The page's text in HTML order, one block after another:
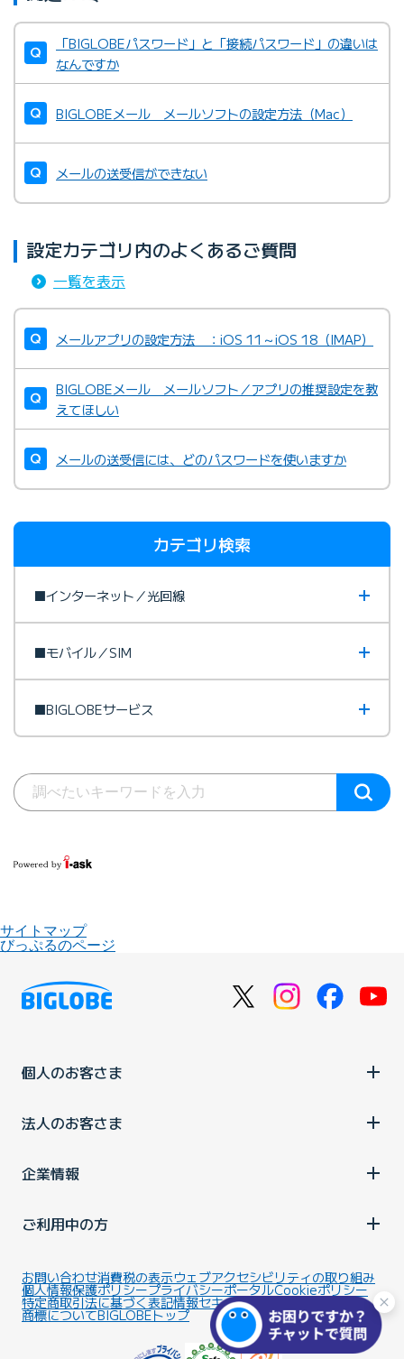
「BIGLOBEパスワード」と「接続パスワード」の違いは
なんですか
BIGLOBEメール メールソフトの設定方法（Mac）
メールの送受信ができない
設定カテゴリ内のよくあるご質問
一覧を表示
メールアプリの設定方法 ：iOS 11～iOS 18（IMAP）
BIGLOBEメール メールソフト／アプリの推奨設定を教
えてほしい
メールの送受信には、どのパスワードを使いますか
カテゴリ検索
■インターネット／光回線
■モバイル／SIM
■BIGLOBEサービス
サイトマップ
びっぷるのページ
個人のお客さま
法人のお客さま
企業情報
ご利用中の方
お問い合わせ消費税の表示ウェブアクセシビリティの取り組み
個人情報保護ポリシープライバシーポータルCookieポリシー
特定商取引法に基づく表記情報セキュリティ基本方針
商標についてBIGLOBEトップ